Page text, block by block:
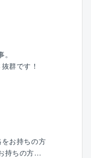
」「趣味の部屋
！
こそ、一つひと
あります！
気にあふれた雰
に質問できる環
馴染むことがで
群です！
打ち合わせ
管理を担当
事に進めば、1案件
お持ちの方
持ちの方